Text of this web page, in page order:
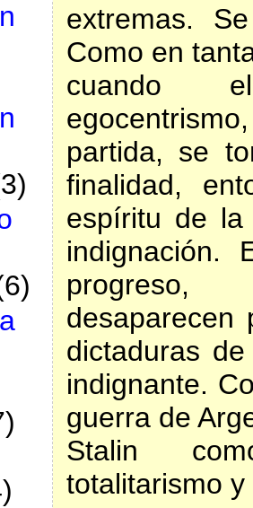
extremas.
Como en
cuando
partida, se
finalidad,
espíritu de
indignación.
progreso,
dictaduras
indignante.
guerra de
Stalin
totalitarismo